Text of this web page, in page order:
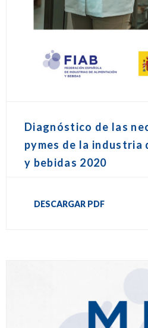
Diagnóstico de las
pymes de la industria
y bebidas 2020
DESCARGAR PDF